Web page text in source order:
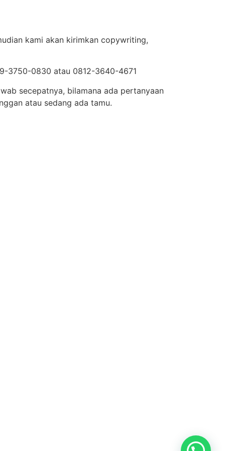
kami akan kirimkan copywriting,
3750-0830 atau 0812-3640-4671
secepatnya, bilamana ada pertanyaan
atau sedang ada tamu.